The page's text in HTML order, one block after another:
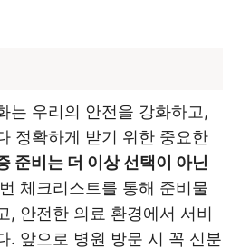
는 우리의 안전을 강화하고,
정확하게 받기 위한 중요한
준비는 더 이상 선택이 아닌
체크리스트를 통해 준비물
, 안전한 의료 환경에서 서비
. 앞으로 병원 방문 시 꼭 신분